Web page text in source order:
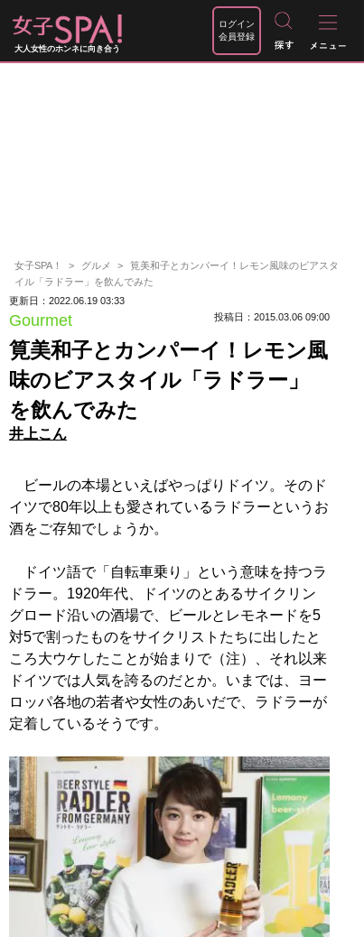
大人女性のホンネに向き合う
ログイン
会員登録
女子SPA！ グルメ
筧美和子とカンパーイ！レモン風味のビアスタ
イル「ラドラー」を飲んでみた
更新日：2022.06.19 03:33
Gourmet 投稿日：2015.03.06 09:00
筧美和子とカンパーイ！レモン風
味のビアスタイル「ラドラー」
を飲んでみた
井上こん
ビールの本場といえばやっぱりドイツ。そのド
イツで80年以上も愛されているラドラーというお
酒をご存知でしょうか。
ドイツ語で「自転車乗り」という意味を持つラ
ドラー。1920年代、ドイツのとあるサイクリン
グロード沿いの酒場で、ビールとレモネードを5
対5で割ったものをサイクリストたちに出したと
ころ大ウケしたことが始まりで（注）、それ以来
ドイツでは人気を誇るのだとか。いまでは、ヨー
ロッパ各地の若者や女性のあいだで、ラドラーが
定着しているそうです。